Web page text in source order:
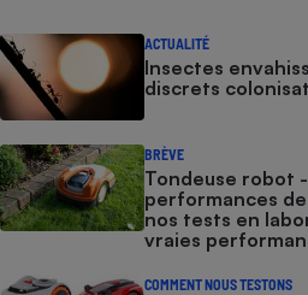
ACTUALITÉ
Insectes
discrets
BRÈVE
Tondeuse robot
performances
nos tests en
vraies
COMMENT NOUS TESTONS